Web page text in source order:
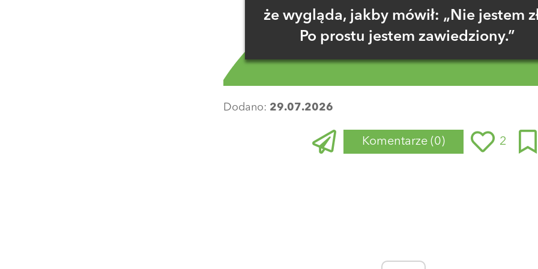
że wygląda, jakby mówił: „Nie jestem
Po prostu jestem zawiedziony.”
Dodano: 29.07.2026
Komentarze (0) 2